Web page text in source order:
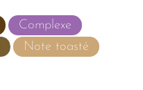
Complexe
Note toasté